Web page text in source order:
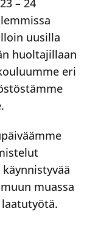
uusilla
huoltajillaan
eri
muassa